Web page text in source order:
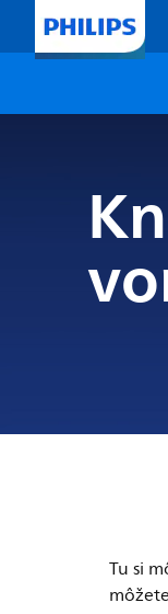
Tu si